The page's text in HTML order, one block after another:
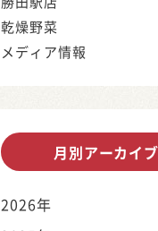
乾燥野菜
メディア情報
月別アーカイブ
2026年